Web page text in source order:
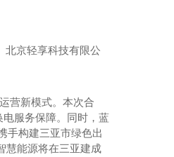
北京轻享科技有限公
营新模式。本次合
服务保障。同时，蓝
手构建三亚市绿色出
慧能源将在三亚建成